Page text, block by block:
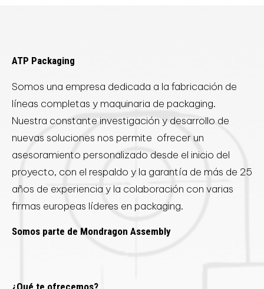
ATP Packaging
Somos una empresa dedicada a la fabricación de
líneas completas y maquinaria de packaging.
Nuestra constante investigación y desarrollo de
nuevas soluciones nos permite ofrecer un
asesoramiento personalizado desde el inicio del
proyecto, con el respaldo y la garantía de más de 25
años de experiencia y la colaboración con varias
firmas europeas líderes en packaging.
Somos parte de Mondragon Assembly
¿Qué te ofrecemos?